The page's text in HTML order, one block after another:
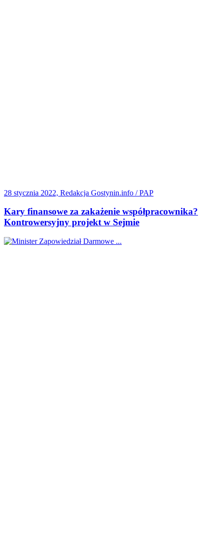
28 stycznia 2022, Redakcja Gostynin.info / PAP
Kary finansowe za zakażenie współpracownika?
Kontrowersyjny projekt w Sejmie